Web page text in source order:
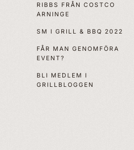
RIBBS FRÅN COSTCO
ARNINGE
SM I GRILL & BBQ 2022
FÅR MAN GENOMFÖRA
EVENT?
BLI MEDLEM I
GRILLBLOGGEN